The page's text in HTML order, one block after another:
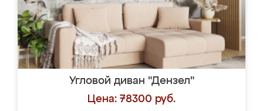
Угловой диван "Дензел"
Цена: 78300 руб.